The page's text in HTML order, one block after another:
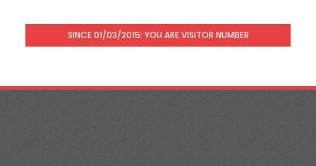
SINCE 01/03/2015: YOU ARE VISITOR NUMBER